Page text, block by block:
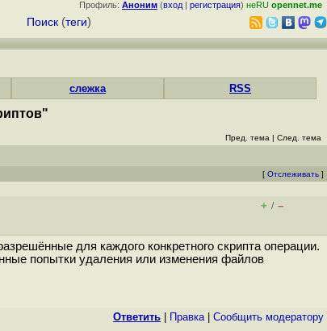
Профиль: Аноним (вход | регистрация) неRU opennet.me
Поиск (теги)
слежка RSS
Пред. тема | След. тема
[ Отслеживать ]
+ / –
для каждого конкретного скрипта операции.
попытки удаления или изменения файлов
Ответить Правка| Cообщить модератору